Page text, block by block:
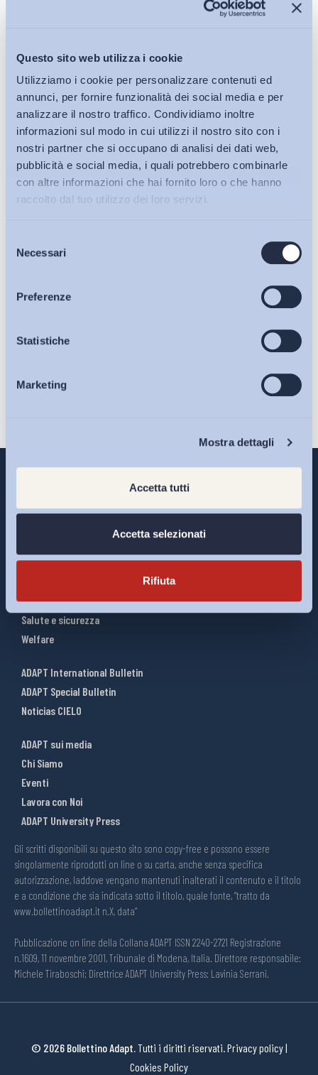
Questo sito web utilizza i cookie
Utilizziamo i cookie per personalizzare contenuti ed
annunci, per fornire funzionalità dei social media e per
analizzare il nostro traffico. Condividiamo inoltre
informazioni sul modo in cui utilizzi il nostro sito con i
nostri partner che si occupano di analisi dei dati web,
pubblicità e social media, i quali potrebbero combinarle
con altre informazioni che hai fornito loro o che hanno
raccolto dal tuo utilizzo dei loro servizi.
delNecessari
Preferenze
Statistiche
Marketing
Mostra dettagli
Accetta tutti
Accetta selezionati
Rifiuta
Bollettini ADAPT
Articoli
Osservatori
Eventi
Ho letto e Accetto il trattamento dei dati personali descritti
Riforme del lavoro
Relazioni industriali
Salute e sicurezza
Welfare
ADAPT International Bulletin
ADAPT Special Bulletin
Noticias CIELO
ADAPT sui media
Chi Siamo
Eventi
Lavora con Noi
ADAPT University Press
Gli scritti disponibili su questo sito sono copy-free e possono essere
singolarmente riprodotti on line o su carta, anche senza specifica
autorizzazione, laddove vengano mantenuti inalterati il contenuto e il titolo
e a condizione che sia indicata sotto il titolo, quale fonte, “tratto da
www.bollettinoadapt.it n.X, data“
Pubblicazione on line della Collana ADAPT ISSN 2240-2721 Registrazione
n.1609, 11 novembre 2001, Tribunale di Modena, Italia. Direttore responsabile:
Michele Tiraboschi; Direttrice ADAPT University Press: Lavinia Serrani.
© 2026 Bollettino Adapt.Tutti i diritti riservati.Privacy policy|
Cookies Policy